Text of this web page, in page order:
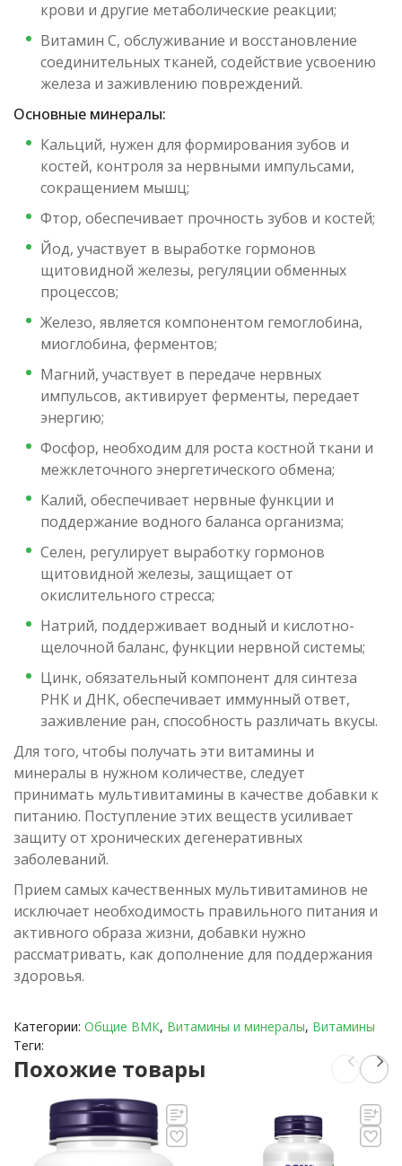
крови и другие метаболические реакции;
Витамин C, обслуживание и восстановление
соединительных тканей, содействие усвоению
железа и заживлению повреждений.
Основные минералы:
Кальций, нужен для формирования зубов и
костей, контроля за нервными импульсами,
сокращением мышц;
Фтор, обеспечивает прочность зубов и костей;
Йод, участвует в выработке гормонов
щитовидной железы, регуляции обменных
процессов;
Железо, является компонентом гемоглобина,
миоглобина, ферментов;
Магний, участвует в передаче нервных
импульсов, активирует ферменты, передает
энергию;
Фосфор, необходим для роста костной ткани и
межклеточного энергетического обмена;
Калий, обеспечивает нервные функции и
поддержание водного баланса организма;
Селен, регулирует выработку гормонов
щитовидной железы, защищает от
окислительного стресса;
Натрий, поддерживает водный и кислотно-
щелочной баланс, функции нервной системы;
Цинк, обязательный компонент для синтеза
РНК и ДНК, обеспечивает иммунный ответ,
заживление ран, способность различать вкусы.
Для того, чтобы получать эти витамины и
минералы в нужном количестве, следует
принимать мультивитамины в качестве добавки к
питанию. Поступление этих веществ усиливает
защиту от хронических дегенеративных
заболеваний.
Прием самых качественных мультивитаминов не
исключает необходимость правильного питания и
активного образа жизни, добавки нужно
рассматривать, как дополнение для поддержания
здоровья.
Категории: Общие ВМК, Витамины и минералы, Витамины
Теги:
Похожие товары